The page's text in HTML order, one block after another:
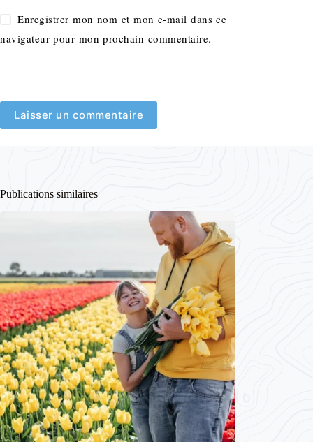
Enregistrer mon nom et mon e-mail dans ce
navigateur pour mon prochain commentaire.
Laisser un commentaire
Publications similaires